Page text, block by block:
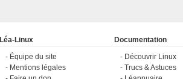
Léa-Linux
Équipe du site
Mentions légales
Documentation
Découvrir Linux
Trucs & Astuces